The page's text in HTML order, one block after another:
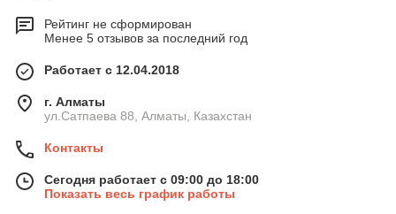
Рейтинг не сформирован
Менее 5 отзывов за последний год
Работает с 12.04.2018
г. Алматы
ул.Сатпаева 88, Алматы, Казахстан
Контакты
Сегодня работает с 09:00 до 18:00
Показать весь график работы